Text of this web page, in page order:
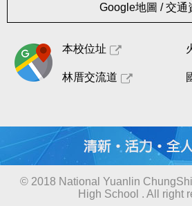
Google地圖 / 交通
本校位址
林厝交流道
© 2018 National Yuanlin
High School . All right